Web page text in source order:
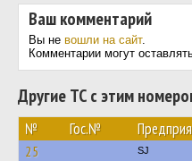
Ваш комментарий
Вы не вошли на сайт.
Комментарии могут
Другие ТС с этим
№ Гос.№
25 SJ